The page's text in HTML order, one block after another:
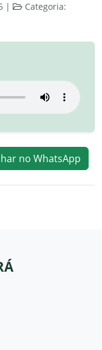
|
Categoria:
no WhatsApp